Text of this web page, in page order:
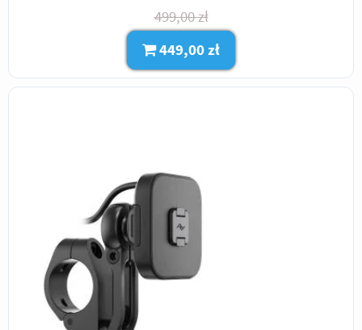
499,00 zł
449,00 zł